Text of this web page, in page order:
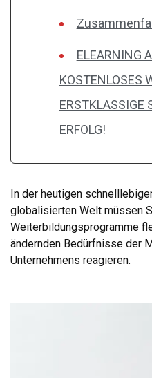
ELEARNING
KOSTENLOSES
ERSTKLASSIGE
ERFOLG!
In der heutigen
globalisierten Welt müssen
Weiterbildungsprogramme
ändernden Bedürfnisse der
Unternehmens reagieren.